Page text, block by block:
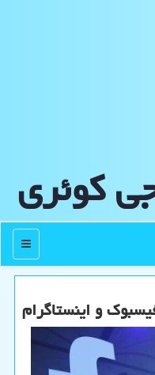
كوئری
منو
و اینستاگرام